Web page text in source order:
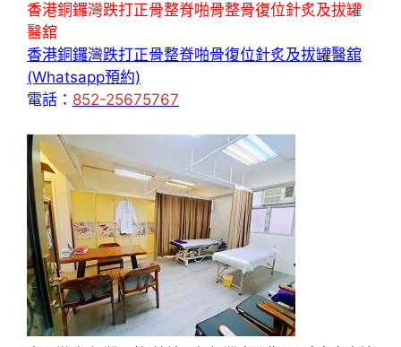
香港銅鑼灣跌打正骨整脊啪骨整骨復位針炙及拔罐
醫舘
香港銅鑼灣跌打正骨整脊啪骨復位針炙及拔罐醫舘
(Whatsapp預約)
電話： 852-25675767